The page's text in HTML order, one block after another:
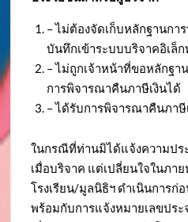
– ไม่ต้องจัดเก็บหลักฐานกา
บันทึกเข้าระบบบริจาคอิเล็
– ไม่ถูกเจ้าหน้าที่ขอหลักฐา
การพิจารณาคืนภาษีเงินได้
– ได้รับการพิจารณาคืนภาษี
ในกรณีที่ท่านมิได้แจ้งความปร
เมื่อบริจาค แต่เปลี่ยนใจในภา
โรงเรียน/มูลนิธิฯ ดำเนินการก่
พร้อมกับการแจ้งหมายเลขปร